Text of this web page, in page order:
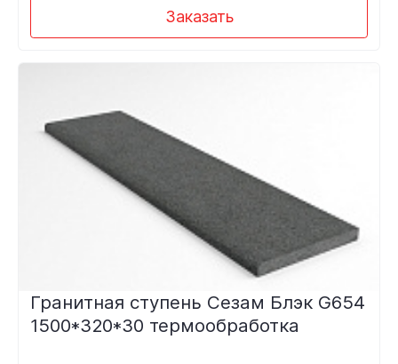
Заказать
Гранитная ступень Сезам Блэк G654
1500*320*30 термообработка